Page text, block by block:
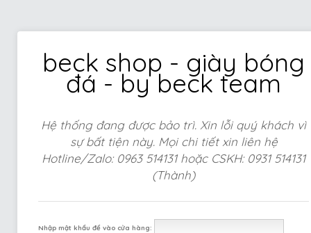
beck shop - giày bóng
đá - by beck team
Hệ thống đang được bảo trì. Xin lỗi quý khách vì
sự bất tiện này. Mọi chi tiết xin liên hệ
Hotline/Zalo: 0963 514131 hoặc CSKH: 0931 514131
(Thành)
Nhập mật khẩu để vào cửa hàng: